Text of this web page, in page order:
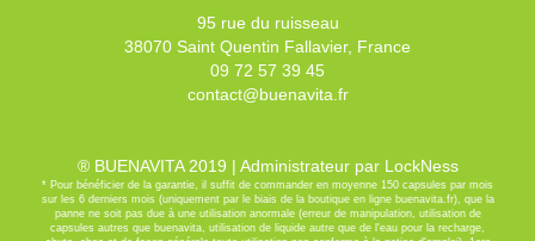
95 rue du ruisseau
38070 Saint Quentin Fallavier, France
09 72 57 39 45
contact@buenavita.fr
® BUENAVITA 2019 | Administrateurpar LockNess
* Pour bénéficier de la garantie, il suffit de commander en moyenne 150 capsules par mois
sur les 6 derniers mois (uniquement par le biais de la boutique en ligne buenavita.fr), que la
panne ne soit pas due à une utilisation anormale (erreur de manipulation, utilisation de
capsules autres que buenavita, utilisation de liquide autre que de l'eau pour la recharge,